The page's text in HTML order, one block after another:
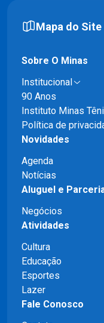
Mapa do Site
Sobre O Minas
Institucional
90 Anos
Instituto Minas
Política de
Novidades
Agenda
Notícias
Aluguel e
Negócios
Atividades
Cultura
Educação
Esportes
Lazer
Fale Conosco